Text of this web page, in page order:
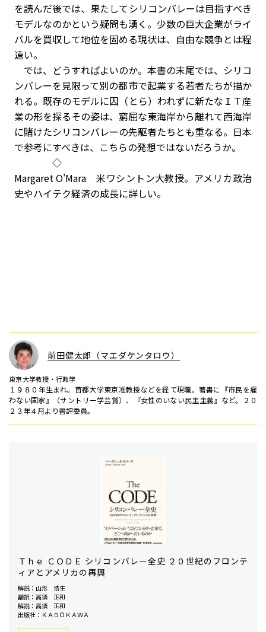
を読んだ後では、果たしてシリコンバレーは目指すべき
モデルなのかという疑問も湧く。少数の巨大企業がライ
バルを買収して地位を固める現状は、自由な競争とは程
遠い。
では、どうすればよいのか。本書の末尾では、シリコ
ンバレーを見限って別の都市で起業する若者たちが描か
れる。既存のモデルに囚（とら）われずに新たなＩＴ産
業の形を探るその姿は、窮屈な東海岸から離れて西海岸
に賭けたシリコンバレーの先駆者たちとも重なる。日本
で参考にすべきは、こちらの発想ではないだろうか。
◇
Margaret O'Mara 米ワシントン大教授。アメリカ政治
史やハイテク経済の成長に詳しい。
前田健太郎（マエダケンタロウ）
東京大学教授・行政学
１９８０年生まれ。首都大学東京准教授などを経て現職。著書に『市民を雇
わない国家』（サントリー学芸賞）、『女性のいない民主主義』など。２０
２３年４月より書評委員。
Ｔｈｅ ＣＯＤＥ シリコンバレー全史 ２０世紀のフロンテ
ィアとアメリカの再興
解説：山形 浩生
翻訳：高須 正和
解説：高須 正和
出版社：ＫＡＤＯＫＡＷＡ